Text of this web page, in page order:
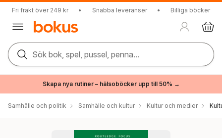
Fri frakt över 249 kr • Snabba leveranser • Billiga böcker
Sök bok, spel, pussel, penna...
Skapa nya rutiner – hälsoböcker upp till 50% →
Samhälle och politik Samhälle och kultur Kultur och medier